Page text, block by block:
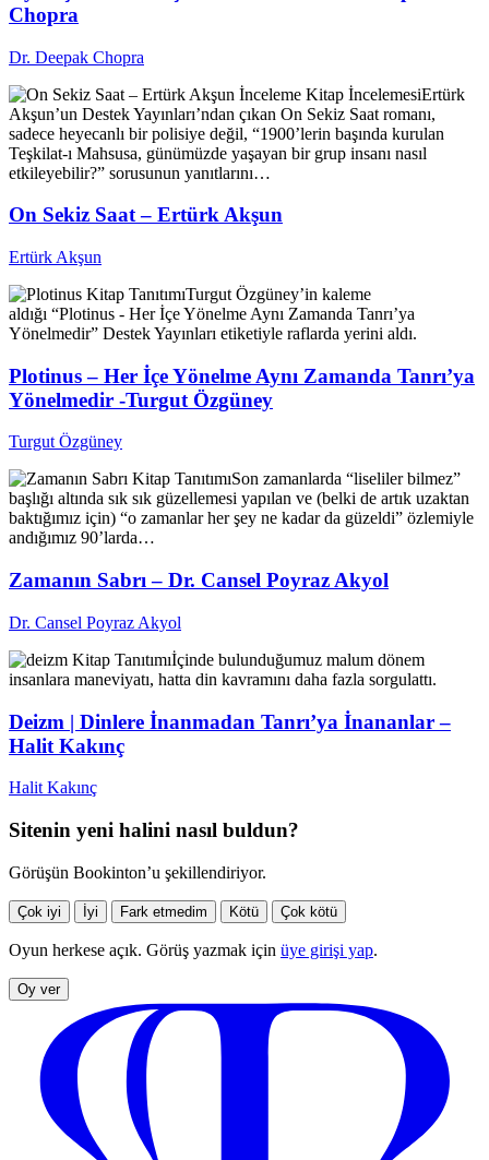
Chopra
Dr. Deepak Chopra
İnceleme Kitap İncelemesiErtürk
Akşun’un Destek Yayınları’ndan çıkan On Sekiz Saat romanı,
sadece heyecanlı bir polisiye değil, “1900’lerin başında kurulan
Teşkilat-ı Mahsusa, günümüzde yaşayan bir grup insanı nasıl
etkileyebilir?” sorusunun yanıtlarını…
On Sekiz Saat – Ertürk Akşun
Ertürk Akşun
Kitap TanıtımıTurgut Özgüney’in kaleme
aldığı “Plotinus - Her İçe Yönelme Aynı Zamanda Tanrı’ya
Yönelmedir” Destek Yayınları etiketiyle raflarda yerini aldı.
Plotinus – Her İçe Yönelme Aynı Zamanda Tanrı’ya
Yönelmedir -Turgut Özgüney
Turgut Özgüney
Kitap TanıtımıSon zamanlarda “liseliler bilmez”
başlığı altında sık sık güzellemesi yapılan ve (belki de artık uzaktan
baktığımız için) “o zamanlar her şey ne kadar da güzeldi” özlemiyle
andığımız 90’larda…
Zamanın Sabrı – Dr. Cansel Poyraz Akyol
Dr. Cansel Poyraz Akyol
Kitap Tanıtımıİçinde bulunduğumuz malum dönem
insanlara maneviyatı, hatta din kavramını daha fazla sorgulattı.
Deizm | Dinlere İnanmadan Tanrı’ya İnananlar –
Halit Kakınç
Halit Kakınç
Sitenin yeni halini nasıl buldun?
Görüşün Bookinton’u şekillendiriyor.
Çok iyi İyi Fark etmedim Kötü Çok kötü
Oyun herkese açık. Görüş yazmak için üye girişi yap.
Oy ver